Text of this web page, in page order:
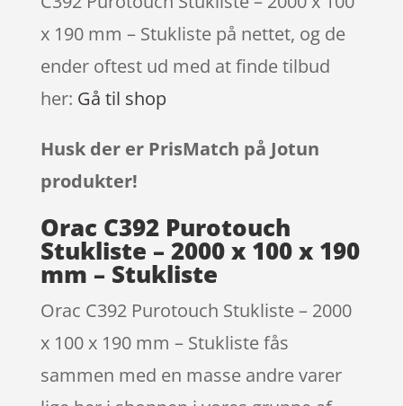
x 190 mm – Stukliste på nettet, og de
ender oftest ud med at finde tilbud
her: Gå til shop
Husk der er PrisMatch på Jotun
produkter!
Orac C392 Purotouch
Stukliste – 2000 x 100 x 190
mm – Stukliste
Orac C392 Purotouch Stukliste – 2000
x 100 x 190 mm – Stukliste fås
sammen med en masse andre varer